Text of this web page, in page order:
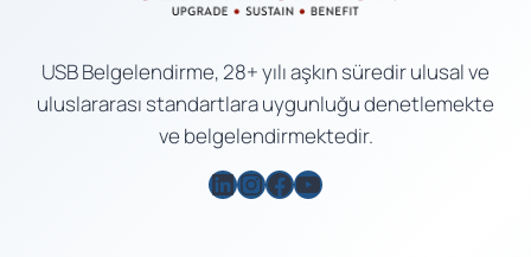
USB Belgelendirme, 28+ yılı aşkın süredir ulusal ve
uluslararası standartlara uygunluğu denetlemekte
ve belgelendirmektedir.
LinkedIn
Instagram
Facebook
YouTube